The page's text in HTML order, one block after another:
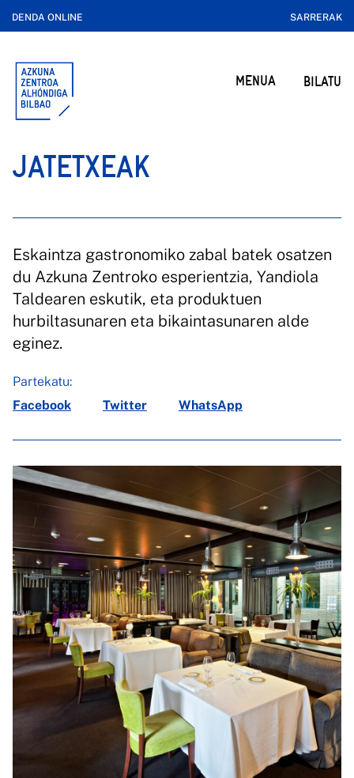
DENDA ONLINE SARRERAK
MENUA BILATU
JATETXEAK
Eskaintza gastronomiko zabal batek osatzen
du Azkuna Zentroko esperientzia, Yandiola
Taldearen eskutik, eta produktuen
hurbiltasunaren eta bikaintasunaren alde
eginez.
Partekatu:
Facebook
Twitter WhatsApp